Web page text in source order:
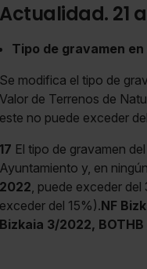
Actualidad. 21
Tipo de gravamen en
Se modifica el tipo de
Valor de Terrenos de
este no puede exceder
17 El tipo de gravamen
Ayuntamiento y, en
2022, puede exceder
exceder del 15%).NF
Bizkaia 3/2022,